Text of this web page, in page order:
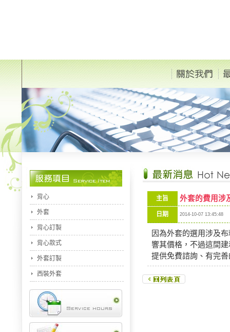
背心
外套
背心訂製
背心款式
外套訂製
西裝外套
主旨 外套的費用涉
日期 2014-10-07 13:45:48
因為外套的選用涉及
響其價格，不過這間
提供免費諮詢、有完